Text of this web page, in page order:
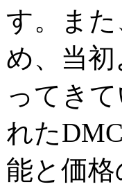
す。ま
め、当
ってき
れた
能と価